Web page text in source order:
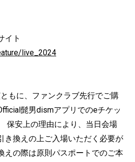
イト
live_2024
もに、ファンクラブ先行でご購
髭男dismアプリでのeチケッ
保安上の理由により、当日会場
き換えの上ご入場いただく必要が
えの際は原則パスポートでのご本